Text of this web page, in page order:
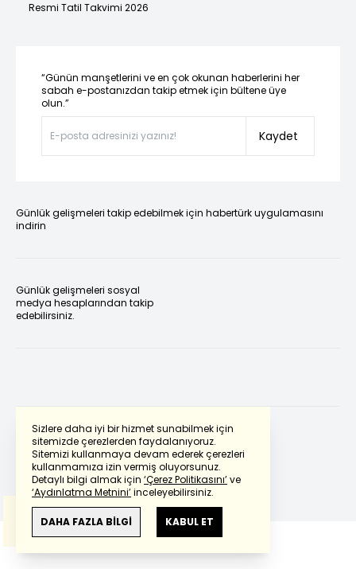
Sizlere daha iyi bir hizmet sunabilmek için
sitemizde çerezlerden faydalanıyoruz.
Sitemizi kullanmaya devam ederek çerezleri
kullanmamıza izin vermiş oluyorsunuz.
Detaylı bilgi almak için ‘Çerez Politikasını’ve
‘Aydınlatma Metnini’inceleyebilirsiniz.
DAHA FAZLA BİLGİ KABUL ET
Resmi Tatil Takvimi 2026
“Günün manşetlerini ve en çok okunan haberlerini her
sabah e-postanızdan takip etmek için bültene üye
olun.”
Kaydet
Günlük gelişmeleri takip edebilmek için habertürk uygulamasını
indirin
Günlük gelişmeleri sosyal
medya hesaplarından takip
edebilirsiniz.
Powered by Translate
Bu çevirideGoogle Transletekullanılmıştır.
Anlam ve çeviri hatalarından
haberturk.com
sorumlu değildir.